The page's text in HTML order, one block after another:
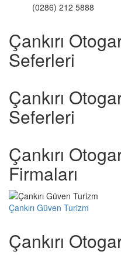
(0286) 212 5888
Çankırı
Seferleri
Çankırı
Seferleri
Çankırı
Firmaları
Çankırı Güven Turizm
Çankırı